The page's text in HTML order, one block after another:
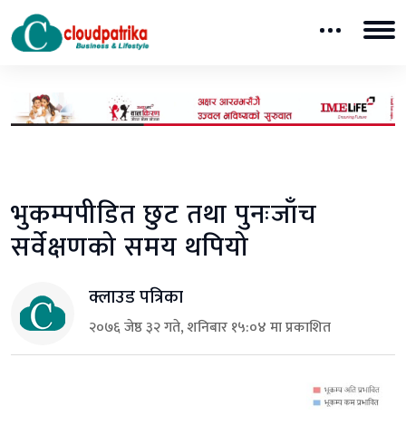
भुकम्पपीडित छुट तथा पुनःजाँच
सर्वेक्षणको समय थपियो
क्लाउड पत्रिका
२०७६ जेष्ठ ३२ गते, शनिबार १५:०४ मा प्रकाशित